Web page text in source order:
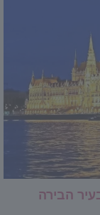
הבירה